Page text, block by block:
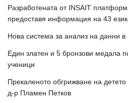
Разработената от INSAIT
предоставя информация на 43
Нова система за анализ на данни
Един златен и 5 бронзови медала
ученици
Прекаленото обгрижване на детето
д-р Пламен Петков